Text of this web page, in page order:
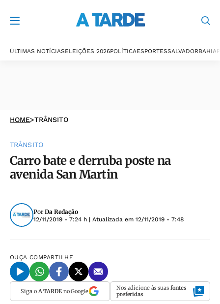
ÚLTIMAS NOTÍCIASELEIÇÕES 2026POLÍTICAESPORTESSALVADORBAHIA
HOME>TRÂNSITO
TRÂNSITO
Carro bate e derruba poste na
avenida San Martin
Por Da Redação
12/11/2019 - 7:24 h | Atualizada em 12/11/2019 - 7:48
OUÇA COMPARTILHE
Siga o A TARDEno Google Nos adicione às suas fontes
preferidas